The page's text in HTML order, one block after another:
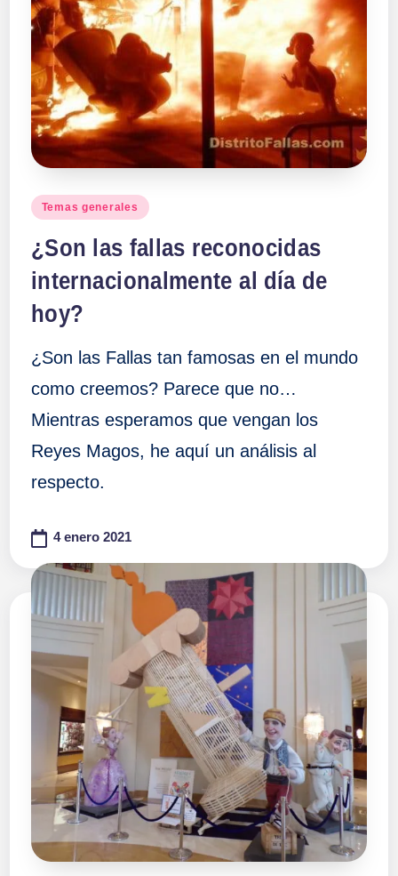
Publicado
Temas generales
¿Son las fallas reconocidas
internacionalmente al día de
hoy?
¿Son las Fallas tan famosas en el mundo
como creemos? Parece que no…
Mientras esperamos que vengan los
Reyes Magos, he aquí un análisis al
respecto.
4 enero 2021